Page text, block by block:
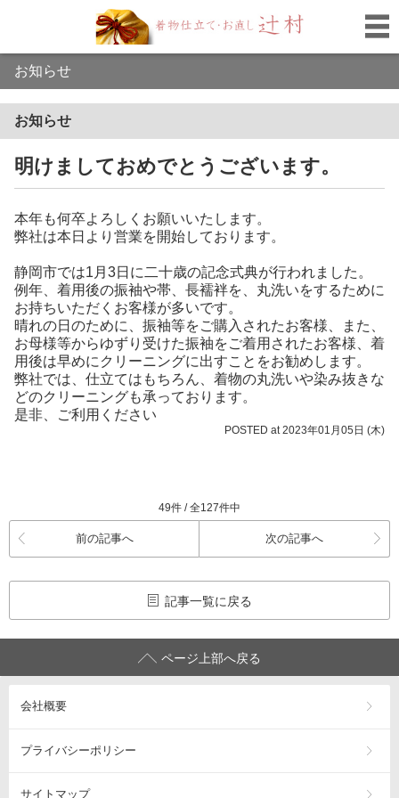
お知らせ
お知らせ
明けましておめでとうございます。
本年も何卒よろしくお願いいたします。
弊社は本日より営業を開始しております。
静岡市では1月3日に二十歳の記念式典が行われました。
例年、着用後の振袖や帯、長襦袢を、丸洗いをするために
お持ちいただくお客様が多いです。
晴れの日のために、振袖等をご購入されたお客様、また、
お母様等からゆずり受けた振袖をご着用されたお客様、着
用後は早めにクリーニングに出すことをお勧めします。
弊社では、仕立てはもちろん、着物の丸洗いや染み抜きな
どのクリーニングも承っております。
是非、ご利用ください
POSTED at 2023年01月05日 (木)
49件 / 全127件中
前の記事へ 次の記事へ
記事一覧に戻る
ページ上部へ戻る
会社概要
プライバシーポリシー
サイトマップ